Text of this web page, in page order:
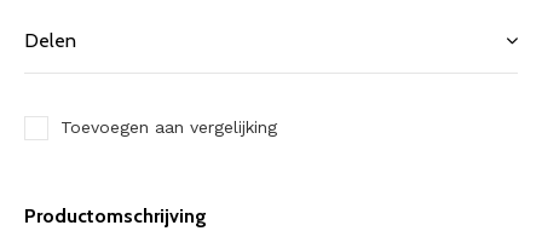
Delen
Toevoegen aan vergelijking
Productomschrijving